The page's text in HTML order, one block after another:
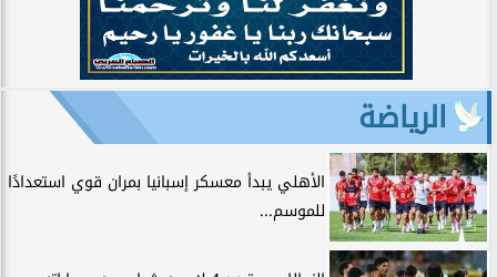
الرياضة
الأهلي يبدأ معسكر إسبانيا بمران قوي استعدادًا
للموسم...